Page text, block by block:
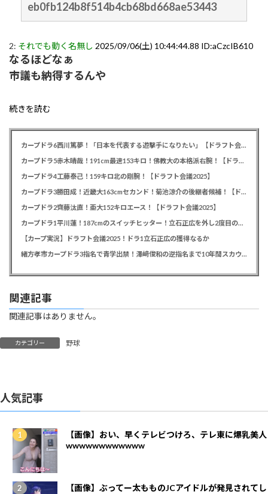
eb0fb124b8f514b4cb68bd668ae53443
2: それでも動く名無し 2025/09/06(土) 10:44:44.88 ID:aCzcIB610
なるほどなぁ
市議も納得するんや
続きを読む
カープドラ6西川篤夢！「日本を代表する遊撃手になりたい」【ドラフト会議2025】
カープドラ5赤木晴哉！191cm最速153キロ！佛教大の本格派右腕！【ドラフト会議2025】
カープドラ4工藤泰己！159キロ北の剛腕！【ドラフト会議2025】
カープドラ3勝田成！近畿大163cmセカンド！菊池涼介の後継者候補！【ドラフト会議2025】
カープドラ2齊藤汰直！亜大152キロエース！【ドラフト会議2025】
カープドラ1平川蓮！187cmのスイッチヒッター！立石正広を外し2度目の重複も新井監督がクジを引き当てる！【ドラフト会議2025】
【カープ実況】ドラフト会議2025！ドラ1立石正広の獲得なるか
緒方孝市カープドラ3指名で青学出禁！澤﨑俊和の逆指名まで10年間スカウト出禁
関連記事
関連記事はありません。
カテゴリー 野球
人気記事
【画像】おい、早くテレビつけろ、テレ東に爆乳美人
wwwwwwwwwwww
【画像】ぶってー太もものJCアイドルが発見されてし